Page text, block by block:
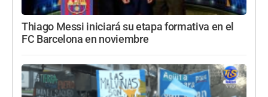
Thiago Messi iniciará su etapa formativa en el
FC Barcelona en noviembre